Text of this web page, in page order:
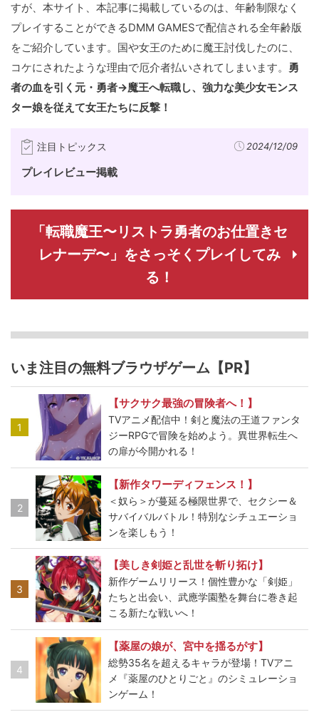
すが、本サイト、本記事に掲載しているのは、年齢制限なく
プレイすることができるDMM GAMESで配信される全年齢版
をご紹介しています。国や女王のために魔王討伐したのに、
コケにされたような理由で厄介者払いされてしまいます。 勇
者の血を引く元・勇者→魔王へ転職し、強力な美少女モンス
ター娘を従えて女王たちに反撃！
注目トピックス 2024/12/09
プレイレビュー掲載
「転職魔王〜リストラ勇者のお仕置きセ
レナーデ〜」をさっそくプレイしてみ
る！
いま注目の無料ブラウザゲーム【PR】
1
【サクサク最強の冒険者へ！】
TVアニメ配信中！剣と魔法の王道ファンタ
ジーRPGで冒険を始めよう。異世界転生へ
の扉が今開かれる！
2
【新作タワーディフェンス！】
＜奴ら＞が蔓延る極限世界で、セクシー＆
サバイバルバトル！特別なシチュエーショ
ンを楽しもう！
3
【美しき剣姫と乱世を斬り拓け】
新作ゲームリリース！個性豊かな「剣姫」
たちと出会い、武應学園塾を舞台に巻き起
こる新たな戦いへ！
4
【薬屋の娘が、宮中を揺るがす】
総勢35名を超えるキャラが登場！TVアニ
メ『薬屋のひとりごと』のシミュレーショ
ンゲーム！